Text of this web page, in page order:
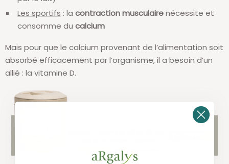
Les sportifs : la contraction musculairenécessite et
consomme du calcium
Mais pour que le calcium provenant de l’alimentation soit
absorbé efficacement par l’organisme, il a besoin d’un
allié : la vitamine D.